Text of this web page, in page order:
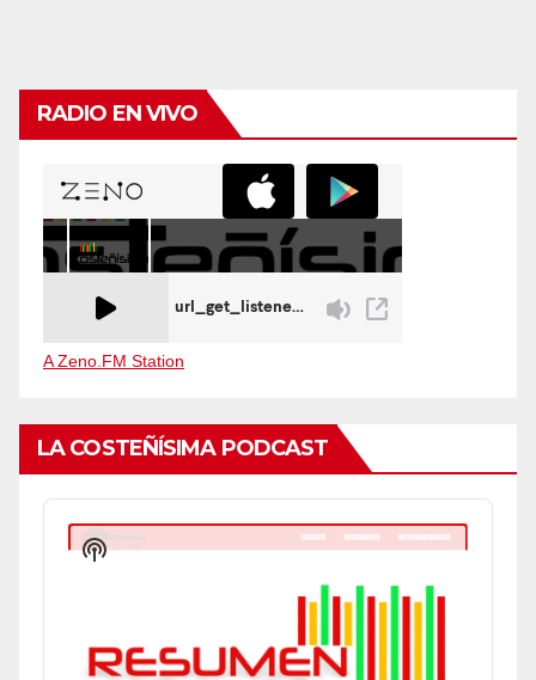
RADIO EN VIVO
A Zeno.FM Station
LA COSTEÑÍSIMA PODCAST
Audio
Player
Show